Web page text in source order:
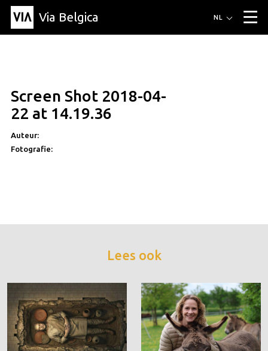
Via Belgica ▼
Artikel
Educatie
Recept
Vrienden
Over Via Belgica
NL
Screen Shot 2018-04-
22 at 14.19.36
Auteur:
Fotografie:
Lees ook